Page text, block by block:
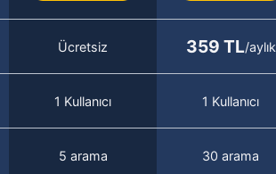
Ücretsiz 359 TL/aylık
1 Kullanıcı 1 Kullanıcı
5 arama 30 arama